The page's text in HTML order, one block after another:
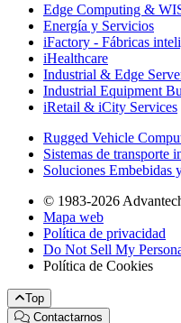
Edge Computing &
Energía y Servicios
iFactory - Fábricas
iHealthcare
Industrial & Edge
Industrial Equipment
iRetail & iCity Services
Rugged Vehicle
Sistemas de transporte
Soluciones Embebidas
© 1983-2026
Mapa web
Política de privacidad
Do Not Sell My
Política de Cookies
Top
Contactarnos